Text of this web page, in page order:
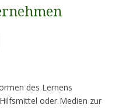
des Lernens
oder Medien zur